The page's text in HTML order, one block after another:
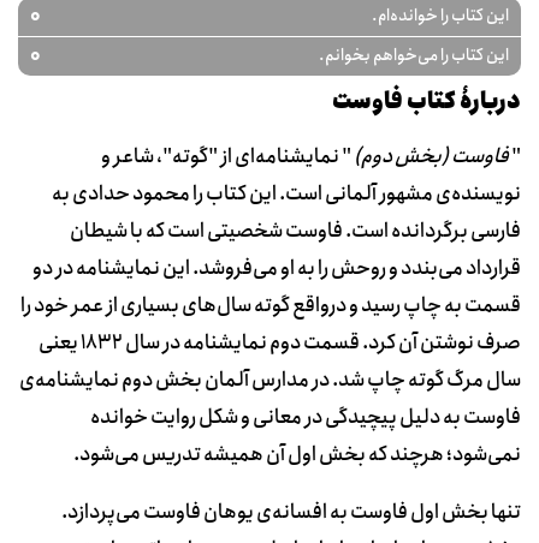
این کتاب را خوانده‌ام. 0
این کتاب را می‌خواهم بخوانم. 0
دربارۀ کتاب فاوست
"فاوست (بخش دوم)" نمایشنامه‌ای از "گوته"، شاعر و
نویسنده‌ی مشهور آلمانی است. این کتاب را محمود حدادی به
فارسی برگردانده است. فاوست شخصیتی است که با شیطان
قرارداد می‌بندد و روحش را به او می‌فروشد. این نمایشنامه در دو
قسمت به چاپ رسید و درواقع گوته سال‌های بسیاری از عمر خود را
صرف نوشتن آن کرد. قسمت دوم نمایشنامه در سال 1832 یعنی
سال مرگ گوته چاپ شد. در مدارس آلمان بخش دوم نمایشنامه‌ی
فاوست به دلیل پیچیدگی در معانی و شکل روایت خوانده
نمی‌شود؛ هرچند که بخش اول آن همیشه تدریس می‌شود.
تنها بخش اول فاوست به افسانه‌ی یوهان فاوست می‌پردازد.